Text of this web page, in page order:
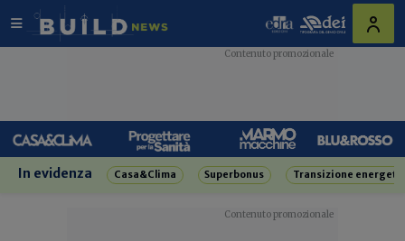
In evidenza Casa&Clima Superbonus Transizione